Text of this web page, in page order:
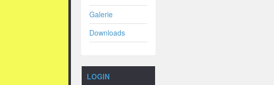
Galerie
Downloads
LOGIN